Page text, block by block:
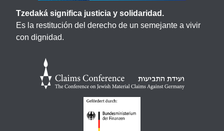
Tzedaká significa justicia y solidaridad.
Es la restitución del derecho de un semejante a vivir
con dignidad.